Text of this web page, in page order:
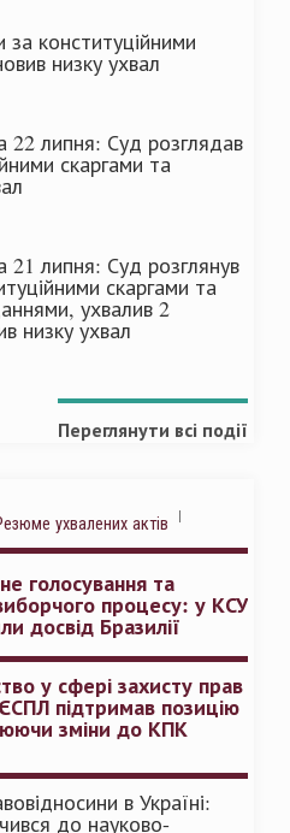
за конституційними
низку ухвал
22 липня: Суд розглядав
скаргами та
21 липня: Суд розглянув
скаргами та
ухвалив 2
низку ухвал
Переглянути всі події
ухвалених актів
голосування та
процесу: у КСУ
досвід Бразилії
у сфері захисту прав
підтримав позицію
зміни до КПК
в Україні:
до науково-